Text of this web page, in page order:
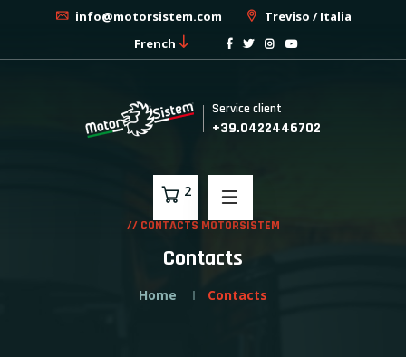
info@motorsistem.com
Treviso / Italia
French
Service client
+39.0422446702
2
// CONTACTS MOTORSISTEM
Contacts
Home Contacts